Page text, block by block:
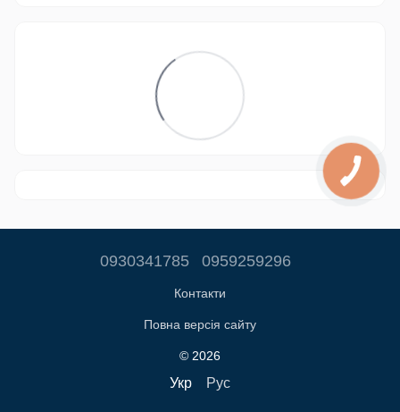
0930341785 0959259296
Контакти
Повна версія сайту
© 2026
Укр Рус